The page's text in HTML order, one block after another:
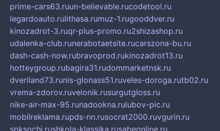
prime-cars63.ruun-believable.rucodetool.ru
legardoauto.rulithasa.rumuz-1.rugooddver.ru
kinozadrot-3.ruqr-plus-promo.ru2shizashop.ru
udalenka-club.runerabotaetsite.rucarszona-bu.ru
dash-cash-now.rubravoprod.rukinozadrot13.ru
hotteygroup.rubagira31.rudommarketnsk.ru
dveriland73.runis-glonass51.ruveles-doroga.rutb02.ru
vrema-zdorov.ruvelonik.rusurgutgloss.ru
nike-air-max-95.runadookna.rulubov-pic.ru
mobilreklama.rupds-nn.rusocrat2000.ruvgurin.ru
spksochi.rushkola-klassika.rusabeonline.ru